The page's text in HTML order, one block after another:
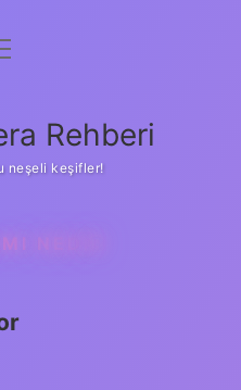
Rehberi
neşeli keşifler!
NEDIR